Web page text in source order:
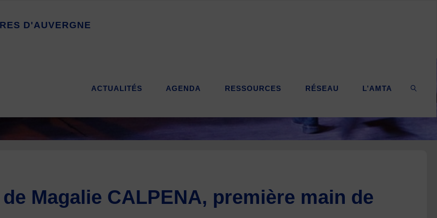
RES D'AUVERGNE
ACTUALITÉS AGENDA RESSOURCES RÉSEAU L’AMTA
Magalie CALPENA, première main de